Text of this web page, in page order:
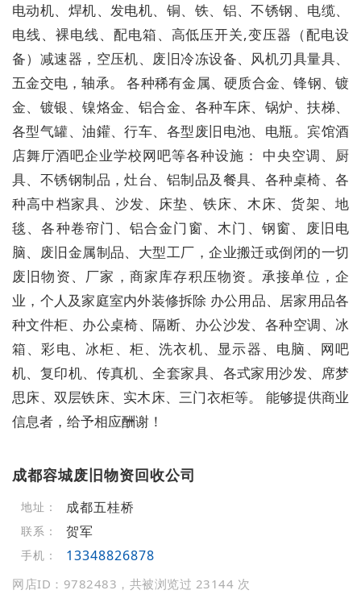
电动机、焊机、发电机、铜、铁、铝、不锈钢、电缆、
电线、裸电线、配电箱、高低压开关,变压器（配电设
备）减速器，空压机、废旧冷冻设备、风机刃具量具、
五金交电，轴承。 各种稀有金属、硬质合金、锋钢、镀
金、镀银、镍烙金、铝合金、各种车床、锅炉、扶梯、
各型气罐、油鑵、行车、各型废旧电池、电瓶。宾馆酒
店舞厅酒吧企业学校网吧等各种设施： 中央空调、厨
具、不锈钢制品，灶台、铝制品及餐具、各种桌椅、各
种高中档家具、沙发、床垫、铁床、木床、货架、地
毯、各种卷帘门、铝合金门窗、木门、钢窗、废旧电
脑、废旧金属制品、大型工厂，企业搬迁或倒闭的一切
废旧物资、厂家，商家库存积压物资。承接单位，企
业，个人及家庭室内外装修拆除 办公用品、居家用品各
种文件柜、办公桌椅、隔断、办公沙发、各种空调、冰
箱、彩电、冰柜、柜、洗衣机、显示器、电脑、网吧
机、复印机、传真机、全套家具、各式家用沙发、席梦
思床、双层铁床、实木床、三门衣柜等。 能够提供商业
信息者，给予相应酬谢！
成都容城废旧物资回收公司
地址： 成都五桂桥
联系： 贺军
手机： 13348826878
网店ID：9782483，共被浏览过 23144 次